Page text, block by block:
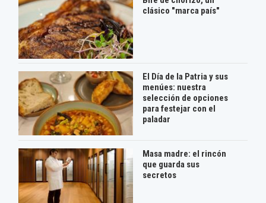
clásico "marca país"
El Día de la Patria y sus
menúes: nuestra
selección de opciones
para festejar con el
paladar
Masa madre: el rincón
que guarda sus
secretos